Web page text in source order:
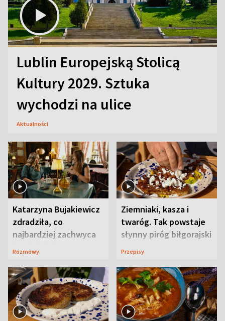
Lublin Europejską Stolicą
Kultury 2029. Sztuka
wychodzi na ulice
Aktualności
Katarzyna Bujakiewicz
zdradziła, co
najbardziej zachwyca
ją w Lublinie
Rozmowy
Ziemniaki, kasza i
twaróg. Tak powstaje
słynny piróg biłgorajski
Przepisy